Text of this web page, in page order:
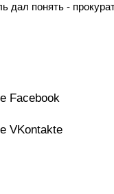
дал понять -
Facebook
VKontakte